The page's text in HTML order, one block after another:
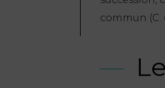
commun (C.